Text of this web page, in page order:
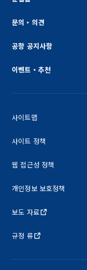
문의・의견
공항 공지사항
이벤트・추천
사이트맵
사이트 정책
웹 접근성 정책
개인정보 보호정책
보도 자료
규정 류